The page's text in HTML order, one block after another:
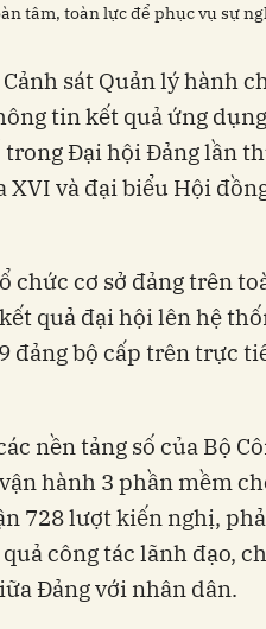
tâm, toàn lực để phục vụ sự
sát Quản lý hành
tin kết quả ứng
Đại hội Đảng lần
XVI và đại biểu Hội
chức cơ sở đảng trên
quả đại hội lên hệ
đảng bộ cấp trên trực
nền tảng số của Bộ
hành 3 phần mềm
728 lượt kiến nghị,
công tác lãnh đạo,
Đảng với nhân dân.